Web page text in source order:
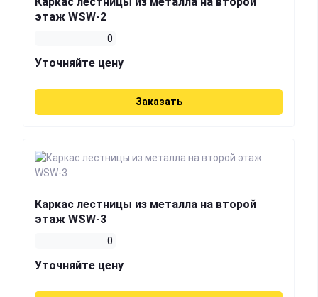
этаж WSW-2
0
Уточняйте цену
Заказать
Каркас лестницы из металла на второй
этаж WSW-3
0
Уточняйте цену